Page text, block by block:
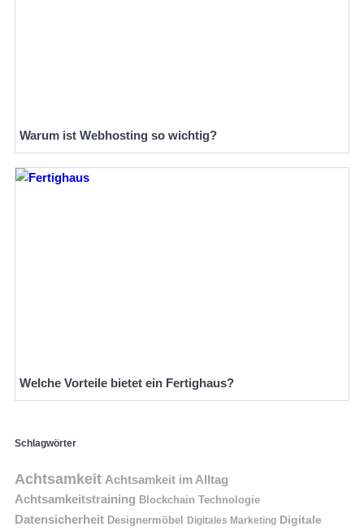
Warum ist Webhosting so wichtig?
Welche Vorteile bietet ein Fertighaus?
Schlagwörter
Achtsamkeit Achtsamkeit im Alltag
Achtsamkeitstraining Blockchain Technologie
Datensicherheit Designermöbel Digitales Marketing Digitale